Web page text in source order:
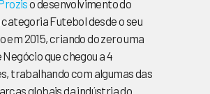
o desenvolvimento do
Futebol desde o seu
em 2015, criando do zero uma
Negócio que chegou a 4
trabalhando com algumas das
globais da indústria do